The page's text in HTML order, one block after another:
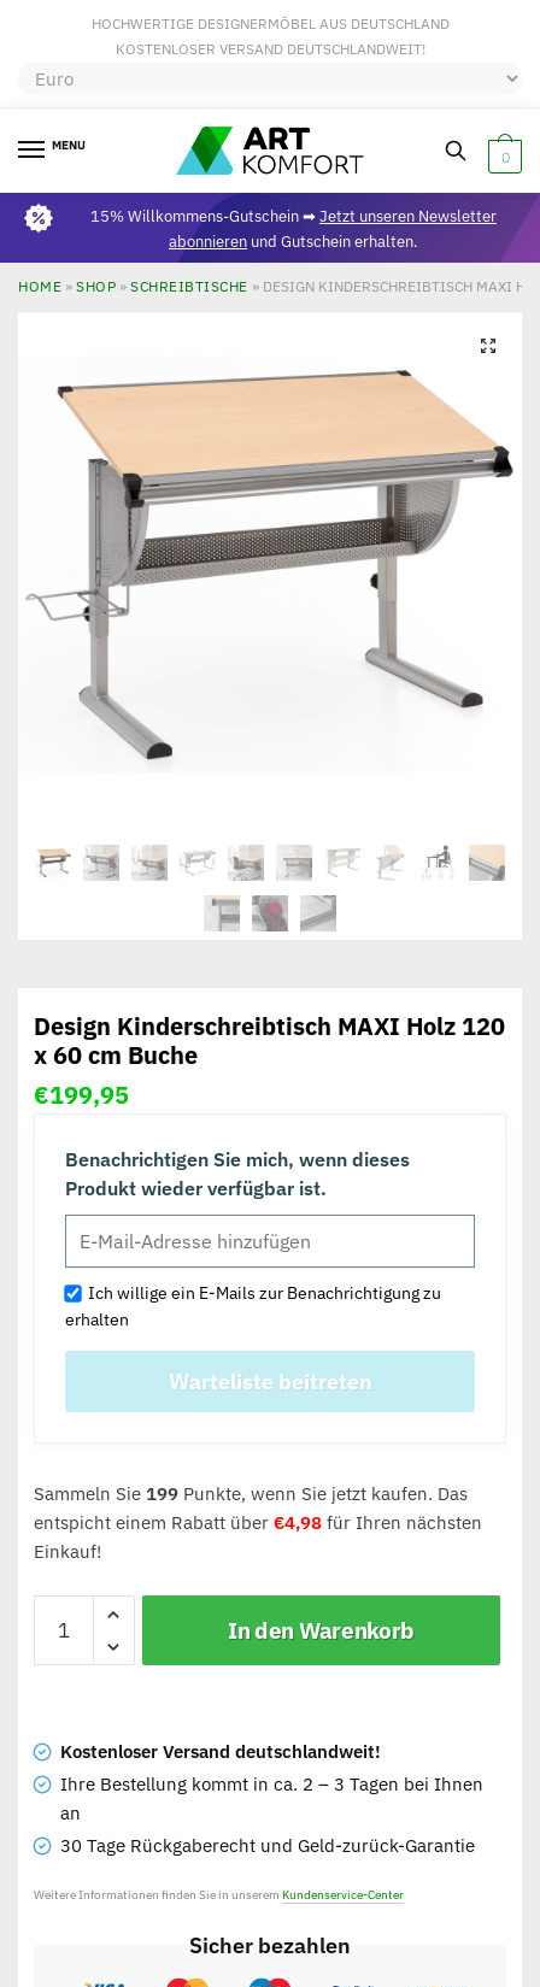
HOCHWERTIGE DESIGNERMÖBEL AUS DEUTSCHLAND
KOSTENLOSER VERSAND DEUTSCHLANDWEIT!
MENU
0
15% Willkommens-Gutschein ➡Jetzt unseren Newsletter
abonnieren und Gutschein erhalten.
HOME » SHOP » SCHREIBTISCHE » DESIGN KINDERSCHREIBTISCH MAXI
🔍
Design Kinderschreibtisch MAXI Holz 120
x 60 cm Buche
€199,95
Benachrichtigen Sie mich, wenn dieses
Produkt wieder verfügbar ist.
Ich willige ein E-Mails zur Benachrichtigung zu
erhalten
Sammeln Sie 199Punkte, wenn Sie jetzt kaufen. Das
entspicht einem Rabatt über €4,98für Ihren nächsten
Einkauf!
In den Warenkorb
Kostenloser Versand deutschlandweit!
Ihre Bestellung kommt in ca. 2 – 3 Tagen bei Ihnen
an
30 Tage Rückgaberecht und Geld-zurück-Garantie
Weitere Informationen finden Sie in unserem Kundenservice-Center
Sicher bezahlen